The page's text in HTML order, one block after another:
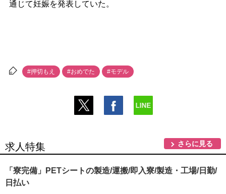
通じて妊娠を発表していた。
#押切もえ #おめでた #モデル
求人特集 さらに見る
「寮完備」PETシートの製造/運搬/即入寮/製造・工場/日勤/
日払い